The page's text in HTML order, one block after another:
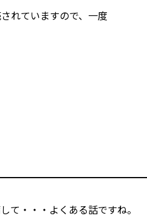
れていますので、一度
て・・・よくある話ですね。